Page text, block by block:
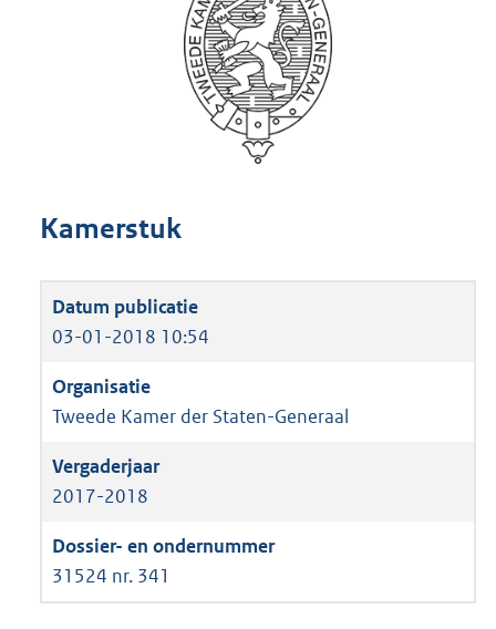
Kamerstuk
03-01-2018 10:54
Tweede Kamer der Staten-Generaal
2017-2018
31524 nr. 341